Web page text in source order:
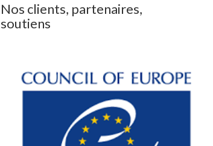
Nos clients, partenaires,
soutiens